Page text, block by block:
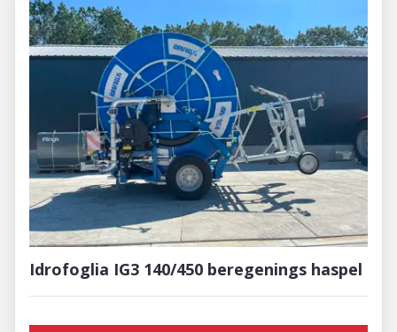
Idrofoglia IG3 140/450 beregenings haspel